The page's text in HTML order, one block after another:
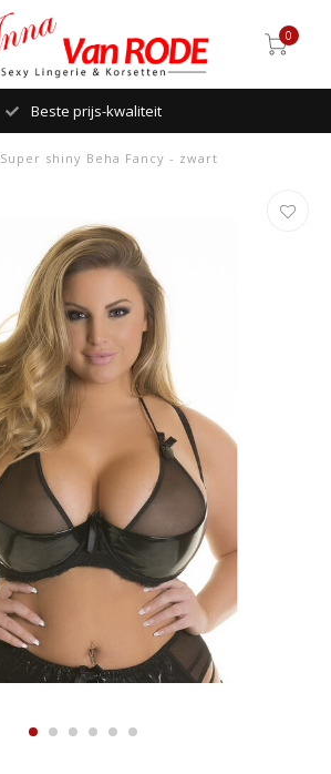
0
Beste prijs-kwaliteit
Super shiny Beha Fancy - zwart